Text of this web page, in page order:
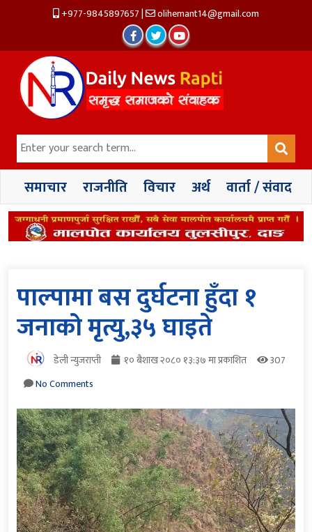
+977-9845897657| olihemant14@gmail.com
समाचार राजनीति विचार अर्थ वार्ता / संवाद
पाल्पामा बस दुर्घटना हुँदा १
जनाको मृत्यु,३५ घाइते
डेली न्युजराप्ती १० बैशाख २०८० १३:३७ मा प्रकाशित
307
No Comments